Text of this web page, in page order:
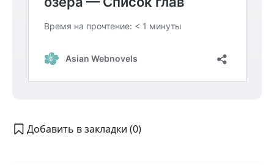
Добавить в закладки (0)